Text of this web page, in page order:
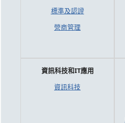
標準及認證
營商管理
資訊科技和IT應用
資訊科技